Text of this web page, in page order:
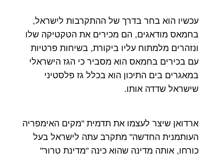
עכשיו הוא בחר בדרך של ההתקרבות לישראל,
בחמאס מודאגים, הם מכירים את הטקטיקה שלו
ונזהרים מלמתוח עליו ביקורת, בשיחות פרטיות
עם בכירים בחמאס הוא מסביר כי הגז הישראלי
במאגרים בים התיכון הוא בכלל גז פלסטיני
שישראל שדדה אותו.
ארדואן שיצר לעצמו את תדמית "מקים האימפריה
העותמנית החדשה" מתקרב עתה לישראל בעל
כורחו, אותה מדינה שהוא כינה "מדינת טרור"